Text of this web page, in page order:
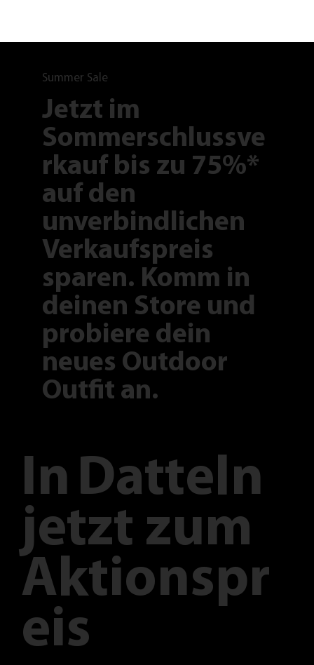
jetzt zum
Aktionspr
eis
In Datteln
Jetzt im
Sommerschlussve
rkauf bis zu 75%*
auf den
unverbindlichen
Verkaufspreis
sparen. Komm in
deinen Store und
probiere dein
neues Outdoor
Outfit an.
Summer Sale